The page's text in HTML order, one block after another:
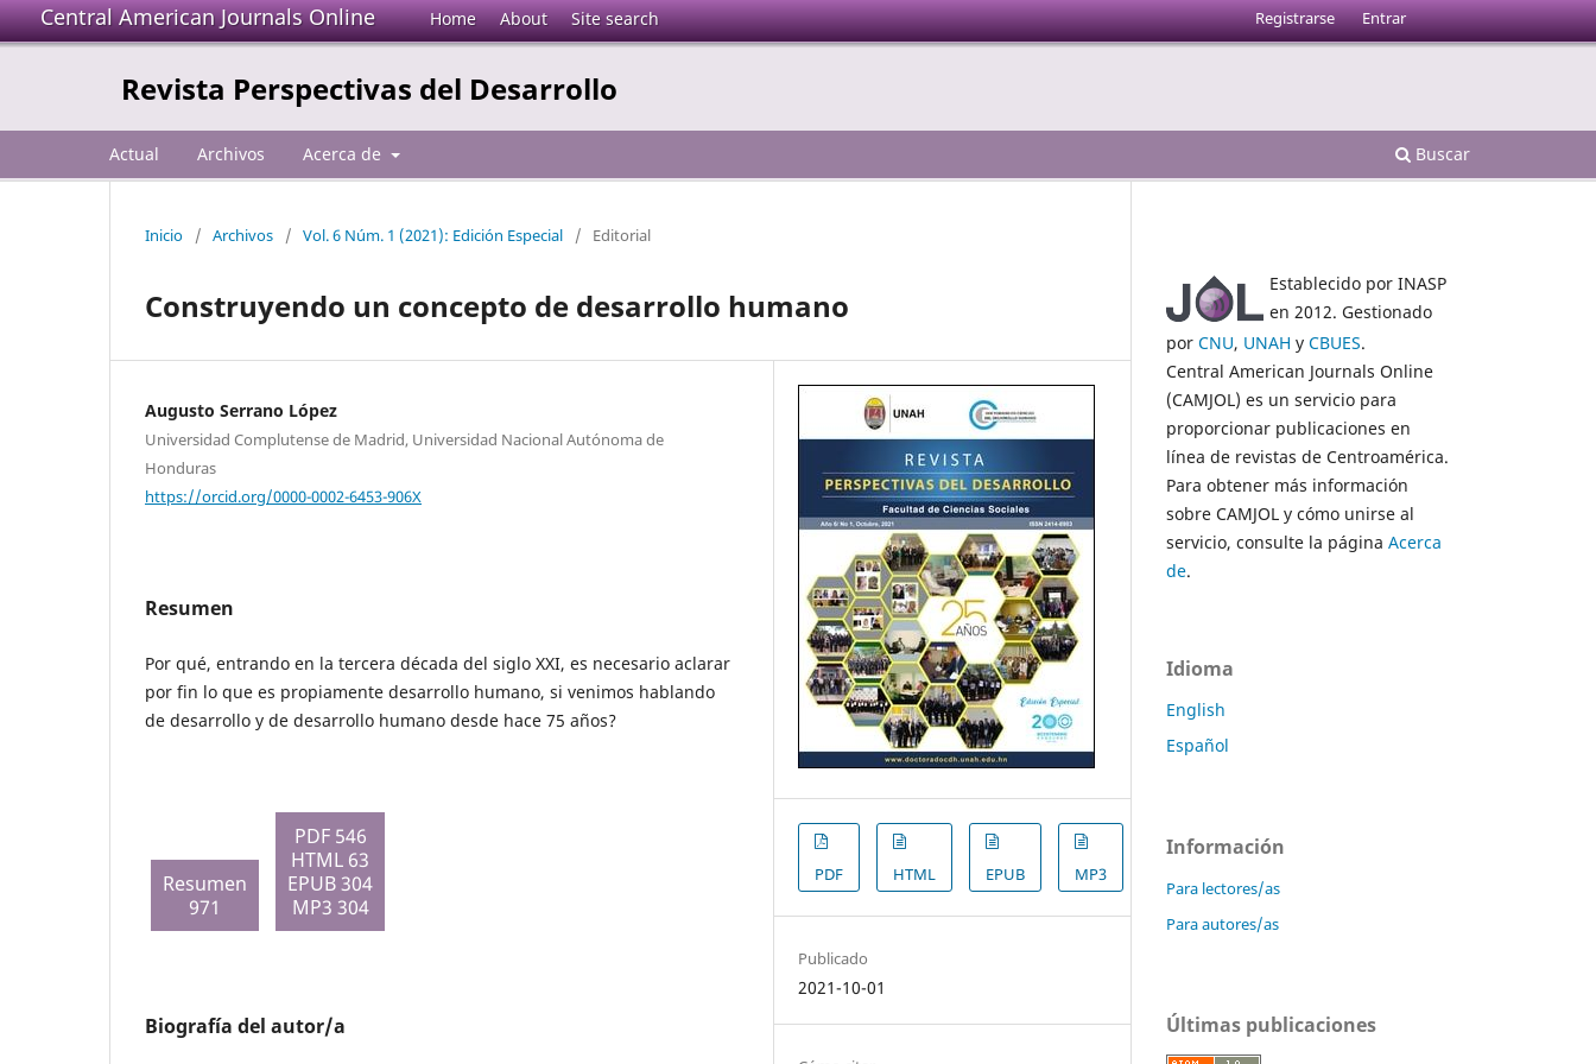
Central American Journals Online Home About Site search
Revista Perspectivas del Desarrollo
Actual Archivos Acerca de Buscar
Registrarse Entrar
Inicio / Archivos / Vol. 6 Núm. 1 (2021): Edición Especial / Editorial
Construyendo un concepto de desarrollo humano
Augusto Serrano López
Universidad Complutense de Madrid, Universidad Nacional Autónoma de
Honduras
https://orcid.org/0000-0002-6453-906X
Resumen
Por qué, entrando en la tercera década del siglo XXI, es necesario aclarar
por fin lo que es propiamente desarrollo humano, si venimos hablando
de desarrollo y de desarrollo humano desde hace 75 años?
Resumen
971
PDF 546
HTML 63
EPUB 304
MP3 304
Biografía del autor/a
PDF HTML EPUB MP3
Publicado
2021-10-01
Establecido por INASP
en 2012. Gestionado
por CNU, UNAH y CBUES.
Central American Journals Online
(CAMJOL) es un servicio para
proporcionar publicaciones en
línea de revistas de Centroamérica.
Para obtener más información
sobre CAMJOL y cómo unirse al
servicio, consulte la página Acerca
de.
Idioma
English
Español
Información
Para lectores/as
Para autores/as
Últimas publicaciones